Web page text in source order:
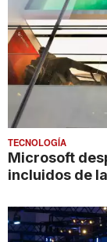
TECNOLOGÍA
Microsoft
incluidos de